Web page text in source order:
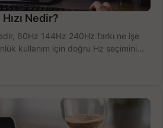
Nedir?
60Hz 144Hz 240Hz farkı ne işe
kullanım için doğru Hz seçimini